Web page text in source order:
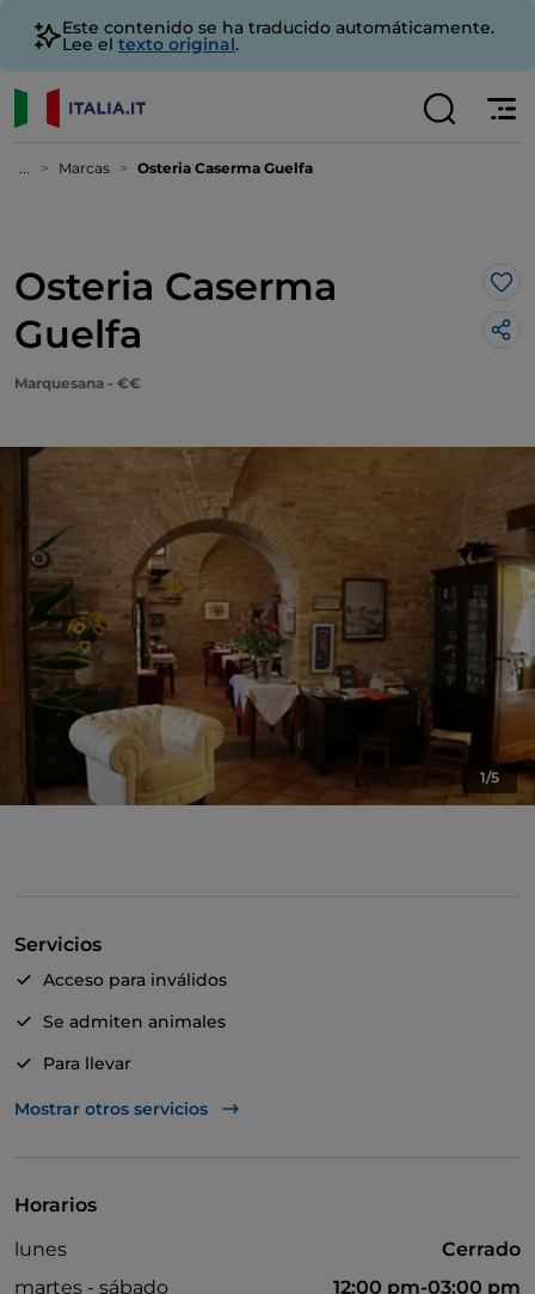
Este contenido se ha traducido automáticamente.
Lee el texto original.
... Marcas Osteria Caserma Guelfa
Osteria Caserma
Guelfa
Me
Marquesana - €€
1/5
Servicios
Acceso para inválidos
Se admiten animales
Para llevar
Baño para inválidos
Mostrar otros servicios
Horarios
lunes
Cerrado
martes - sábado
12:00 pm-03:00 pm